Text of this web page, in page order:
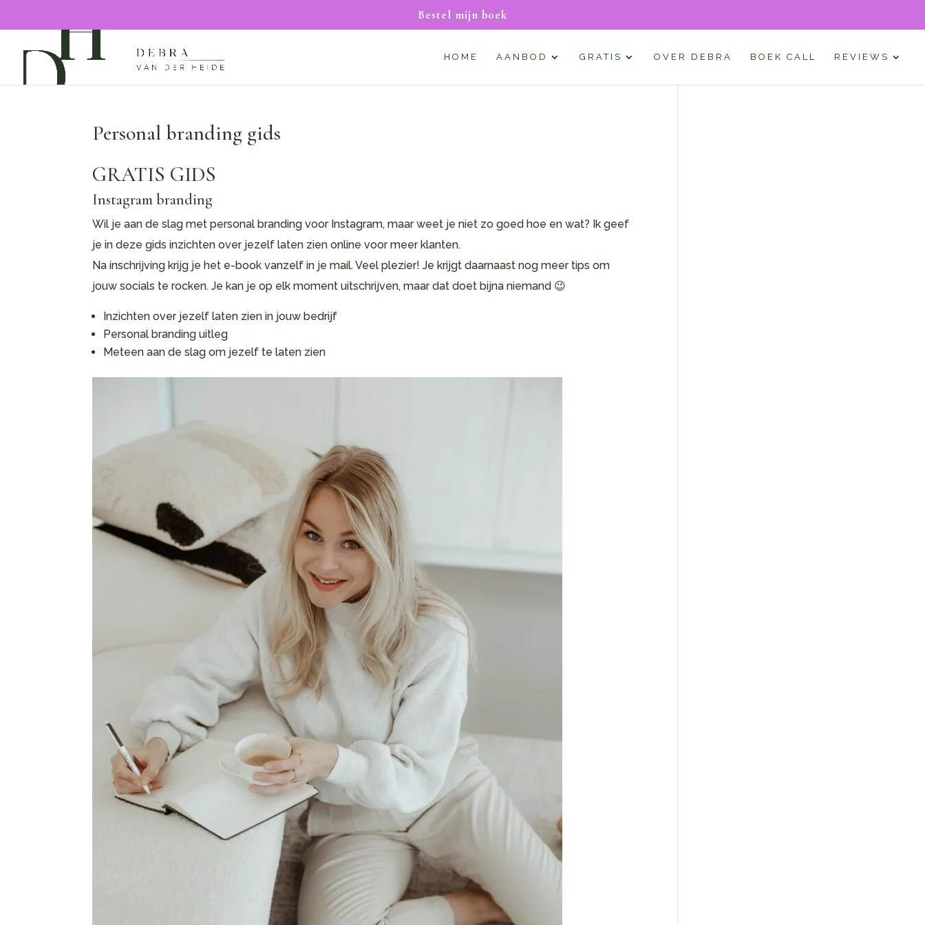
Bestel mijn boek
HOME AANBOD GRATIS OVER DEBRA BOEK CALL REVIEWS
Personal branding gids
GRATIS GIDS
Instagram branding
Wil je aan de slag met personal branding voor Instagram, maar weet je niet zo goed hoe en wat? Ik geef
je in deze gids inzichten over jezelf laten zien online voor meer klanten.
Na inschrijving krijg je het e-book vanzelf in je mail. Veel plezier! Je krijgt daarnaast nog meer tips om
jouw socials te rocken. Je kan je op elk moment uitschrijven, maar dat doet bijna niemand 😉
Inzichten over jezelf laten zien in jouw bedrijf
Personal branding uitleg
Meteen aan de slag om jezelf te laten zien